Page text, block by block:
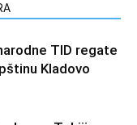
TID regate
Kladovo